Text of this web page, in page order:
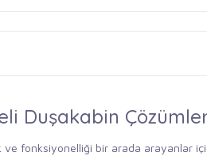
Duşakabin
ve fonksiyonelliği bir arada arayanlar